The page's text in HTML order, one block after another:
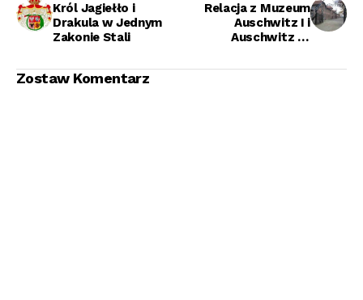
Król Jagiełło i
Drakula w Jednym
Zakonie Stali
Relacja z Muzeum
Auschwitz I i
Auschwitz II-
Zostaw Komentarz